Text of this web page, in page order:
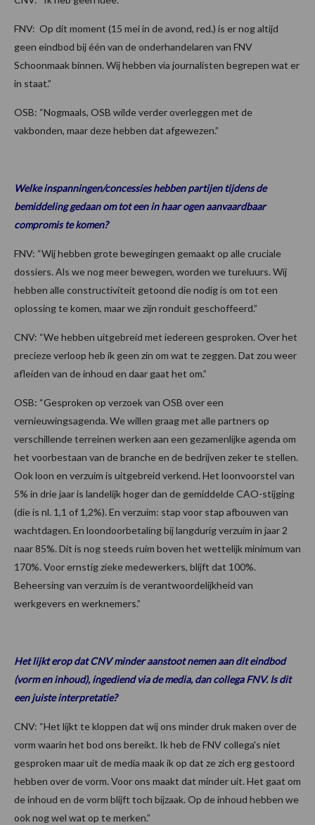
FNV: Op dit moment (15 mei in de avond, red.) is er nog altijd
geen eindbod bij één van de onderhandelaren van FNV
Schoonmaak binnen. Wij hebben via journalisten begrepen wat er
in staat.”
OSB: “Nogmaals, OSB wilde verder overleggen met de
vakbonden, maar deze hebben dat afgewezen.”
Welke inspanningen/concessies hebben partijen tijdens de
bemiddeling gedaan om tot een in haar ogen aanvaardbaar
compromis te komen?
FNV: “Wij hebben grote bewegingen gemaakt op alle cruciale
dossiers. Als we nog meer bewegen, worden we tureluurs. Wij
hebben alle constructiviteit getoond die nodig is om tot een
oplossing te komen, maar we zijn ronduit geschoffeerd.”
CNV: “We hebben uitgebreid met iedereen gesproken. Over het
precieze verloop heb ik geen zin om wat te zeggen. Dat zou weer
afleiden van de inhoud en daar gaat het om.”
OSB: “Gesproken op verzoek van OSB over een
vernieuwingsagenda. We willen graag met alle partners op
verschillende terreinen werken aan een gezamenlijke agenda om
het voorbestaan van de branche en de bedrijven zeker te stellen.
Ook loon en verzuim is uitgebreid verkend. Het loonvoorstel van
5% in drie jaar is landelijk hoger dan de gemiddelde CAO-stijging
(die is nl. 1,1 of 1,2%). En verzuim: stap voor stap afbouwen van
wachtdagen. En loondoorbetaling bij langdurig verzuim in jaar 2
naar 85%. Dit is nog steeds ruim boven het wettelijk minimum van
170%. Voor ernstig zieke medewerkers, blijft dat 100%.
Beheersing van verzuim is de verantwoordelijkheid van
werkgevers en werknemers.”
Het lijkt erop dat CNV minder aanstoot nemen aan dit eindbod
(vorm en inhoud), ingediend via de media, dan collega FNV. Is dit
een juiste interpretatie?
CNV: “Het lijkt te kloppen dat wij ons minder druk maken over de
vorm waarin het bod ons bereikt. Ik heb de FNV collega's niet
gesproken maar uit de media maak ik op dat ze zich erg gestoord
hebben over de vorm. Voor ons maakt dat minder uit. Het gaat om
de inhoud en de vorm blijft toch bijzaak. Op de inhoud hebben we
ook nog wel wat op te merken.”